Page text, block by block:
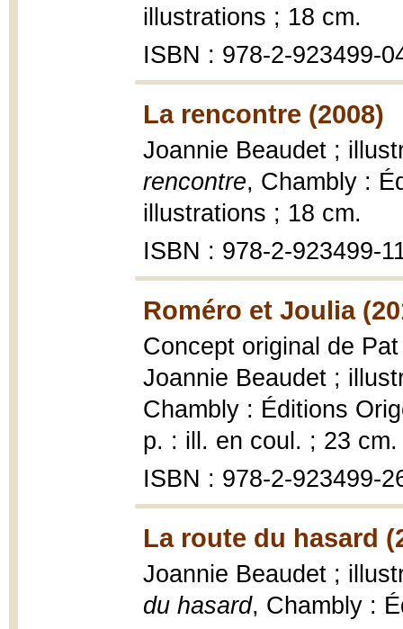
illustrations ; 18 cm.
ISBN : 978-2-923499-
La rencontre (2008)
Joannie Beaudet ;
rencontre, Chambly :
illustrations ; 18 cm.
ISBN : 978-2-923499-
Roméro et Joulia
Concept original de
Joannie Beaudet ;
Chambly : Éditions
p. : ill. en coul. ; 23 cm.
ISBN : 978-2-923499-
La route du hasard
Joannie Beaudet ;
du hasard, Chambly :